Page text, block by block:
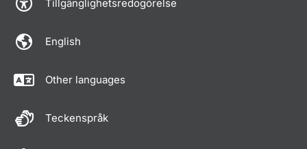
Tillgänglighetsredogörelse
English
Other languages
Teckenspråk